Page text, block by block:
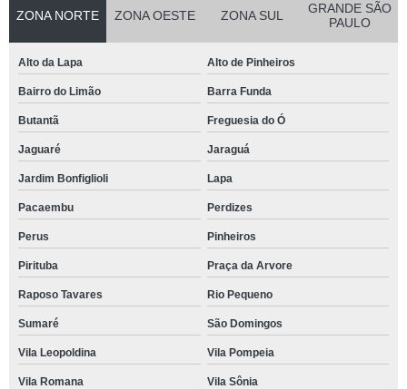
ZONA NORTE ZONA OESTE ZONA SUL
GRANDE SÃO
PAULO
Alto da Lapa Alto de Pinheiros
Bairro do Limão Barra Funda
Butantã Freguesia do Ó
Jaguaré Jaraguá
Jardim Bonfiglioli Lapa
Pacaembu Perdizes
Perus Pinheiros
Pirituba Praça da Arvore
Raposo Tavares Rio Pequeno
Sumaré São Domingos
Vila Leopoldina Vila Pompeia
Vila Romana Vila Sônia